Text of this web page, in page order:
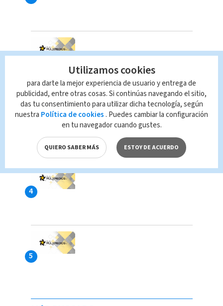
Utilizamos cookies
para darte la mejor experiencia de usuario y entrega de
publicidad, entre otras cosas. Si continúas navegando el sitio,
das tu consentimiento para utilizar dicha tecnología, según
nuestra Política de cookies . Puedes cambiar la configuración
en tu navegador cuando gustes.
QUIERO SABER MÁS ESTOY DE ACUERDO